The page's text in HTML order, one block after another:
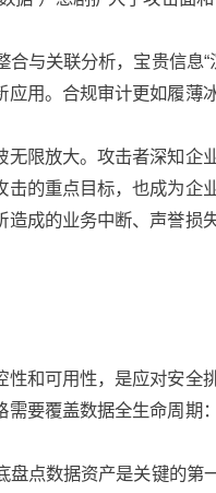
与关联分析，宝贵信息“
应用。合规审计更如履薄
无限放大。攻击者深知企
击的重点目标，也成为企
成的业务中断、声誉损
和可用性，是应对安全
需要覆盖数据全生命周期
盘点数据资产是关键的第